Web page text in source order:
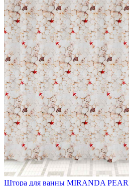
Штора для ванны MIRANDA